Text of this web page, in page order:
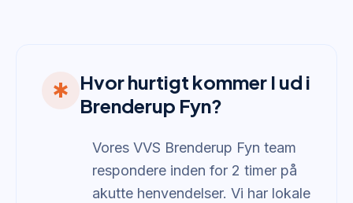
emergency
Hvor hurtigt kommer I ud i
Brenderup Fyn?
Vores VVS Brenderup Fyn team
respondere inden for 2 timer på
akutte henvendelser. Vi har lokale